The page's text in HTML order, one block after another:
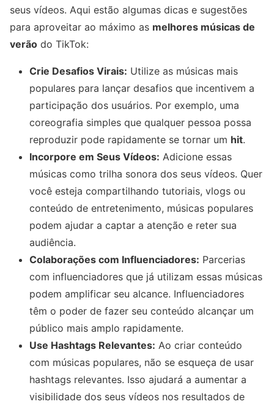
seus vídeos. Aqui estão algumas dicas e sugestões
para aproveitar ao máximo as melhores músicas de
verão do TikTok:
Crie Desafios Virais: Utilize as músicas mais
populares para lançar desafios que incentivem a
participação dos usuários. Por exemplo, uma
coreografia simples que qualquer pessoa possa
reproduzir pode rapidamente se tornar um hit.
Incorpore em Seus Vídeos: Adicione essas
músicas como trilha sonora dos seus vídeos. Quer
você esteja compartilhando tutoriais, vlogs ou
conteúdo de entretenimento, músicas populares
podem ajudar a captar a atenção e reter sua
audiência.
Colaborações com Influenciadores: Parcerias
com influenciadores que já utilizam essas músicas
podem amplificar seu alcance. Influenciadores
têm o poder de fazer seu conteúdo alcançar um
público mais amplo rapidamente.
Use Hashtags Relevantes: Ao criar conteúdo
com músicas populares, não se esqueça de usar
hashtags relevantes. Isso ajudará a aumentar a
visibilidade dos seus vídeos nos resultados de